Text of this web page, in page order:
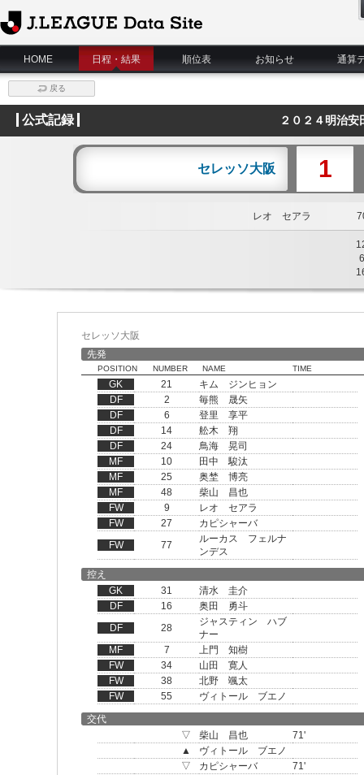
J.League Data Site
HOME
日程・結果 順位表 お知らせ 通算
戻る
公式記録 ２０２４明治
セレッソ大阪 1
レオ セアラ
6
セレッソ大阪
先発
POSITION NUMBER NAME TIME
GK 21
キム ジンヒョン
DF
2
毎熊 晟矢
DF
6
登里 享平
DF
14
舩木 翔
DF
24
鳥海 晃司
MF
10
田中 駿汰
MF
25
奥埜 博亮
MF
48
柴山 昌也
FW
9
レオ セアラ
FW
27
カピシャーバ
FW
77
ルーカス フェルナ
ンデス
控え
GK
31
清水 圭介
DF
16
奥田 勇斗
DF
28
ジャスティン ハブ
ナー
MF
7
上門 知樹
FW
34
山田 寛人
FW
38
北野 颯太
FW
55
ヴィトール ブエノ
交代
▽
柴山 昌也
71'
▲
ヴィトール ブエノ
▽
カピシャーバ
71'